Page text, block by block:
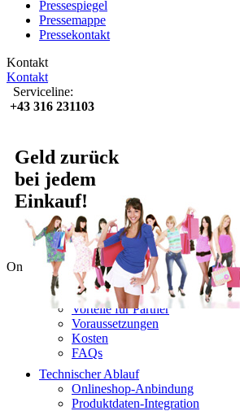
Pressespiegel
Pressemappe
Pressekontakt
Kontakt
Kontakt
Serviceline:
+43 316 231103
Geld zurück
bei jedem
Einkauf!
Online-Partner
Lyoness nutzen
Vorteile für Partner
Voraussetzungen
Kosten
FAQs
Technischer Ablauf
Onlineshop-Anbindung
Produktdaten-Integration